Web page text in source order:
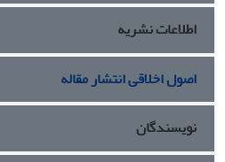
اطلاعات نشریه
اصول اخلاقی انتشار مقاله
نویسندگان